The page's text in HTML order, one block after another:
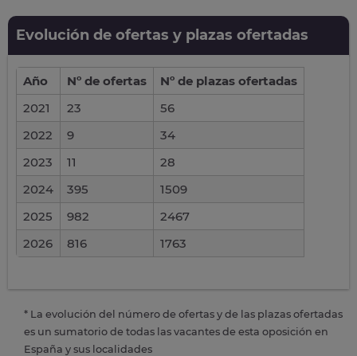
Evolución de ofertas y plazas ofertadas
Año Nº de ofertas
Nº de plazas ofertadas
2021
23
56
2022
9
34
2023
11
28
2024
395
1509
2025
982
2467
2026
816 1763
* La evolución del número de ofertas y de las plazas ofertadas
es un sumatorio de todas las vacantes de esta oposición en
España y sus localidades